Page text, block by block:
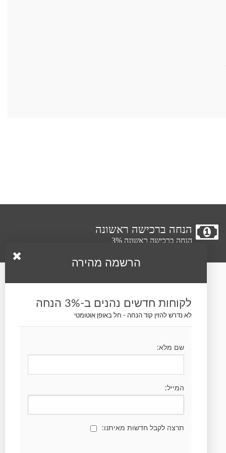
הנחה ברכישה ראשונה
הנחה ברכישה ראשונה 3%
עקבו אחרינו
הרשמה לחדשות ועדכונים
הרשמה מהירה
לקוחות חדשים נהנים ב-3% הנחה
לא נדרש להזין קוד הנחה - חל באופן אוטומטי
שם מלא:
המייל:
תרצה לקבל חדשות מאיתנו: